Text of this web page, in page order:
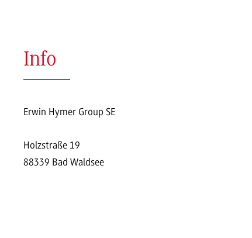
Info
Erwin Hymer Group SE
Holzstraße 19
88339 Bad Waldsee